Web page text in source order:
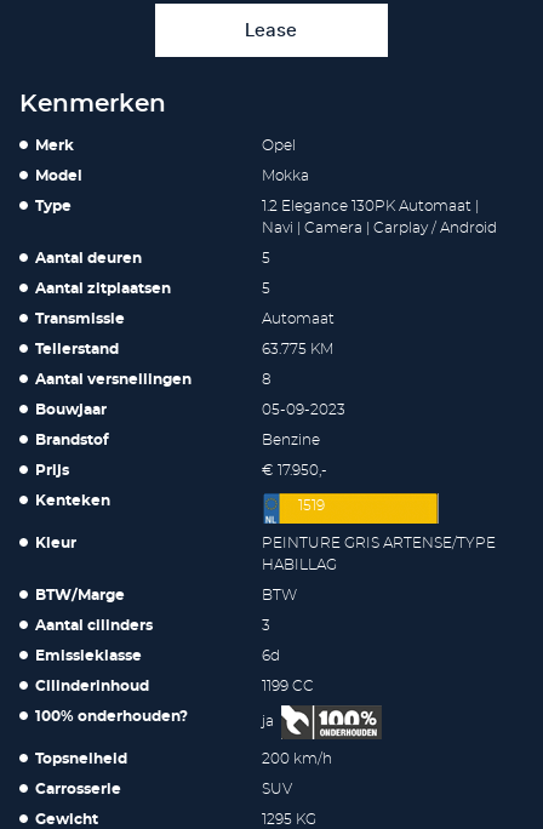
Lease
Kenmerken
Merk Opel
Model Mokka
Type
1.2 Elegance 130PK Automaat |
Navi | Camera | Carplay / Android
Aantal deuren 5
Aantal zitplaatsen 5
Transmissie Automaat
Tellerstand 63.775 KM
Aantal versnellingen 8
Bouwjaar 05-09-2023
Brandstof Benzine
Prijs € 17.950,-
Kenteken 1519
Kleur
PEINTURE GRIS ARTENSE/TYPE
HABILLAG
BTW/Marge BTW
Aantal cilinders 3
Emissieklasse 6d
Cilinderinhoud 1199 CC
100% onderhouden? ja
Topsnelheid 200 km/h
Carrosserie SUV
Gewicht 1295 KG